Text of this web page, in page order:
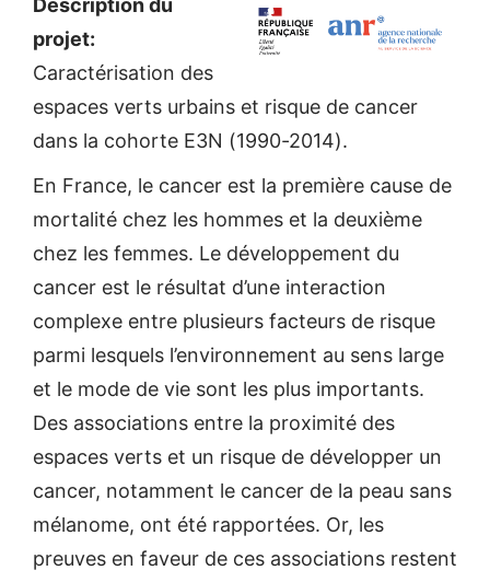
Description du
projet:
Caractérisation des
espaces verts urbains et risque de cancer
dans la cohorte E3N (1990-2014).
En France, le cancer est la première cause de
mortalité chez les hommes et la deuxième
chez les femmes. Le développement du
cancer est le résultat d’une interaction
complexe entre plusieurs facteurs de risque
parmi lesquels l’environnement au sens large
et le mode de vie sont les plus importants.
Des associations entre la proximité des
espaces verts et un risque de développer un
cancer, notamment le cancer de la peau sans
mélanome, ont été rapportées. Or, les
preuves en faveur de ces associations restent